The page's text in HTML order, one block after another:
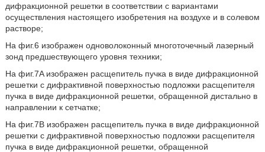
дифракционной решетки в соответствии с вариантами
осуществления настоящего изобретения на воздухе и в солевом
растворе;
На фиг.6 изображен одноволоконный многоточечный лазерный
зонд предшествующего уровня техники;
На фиг.7A изображен расщепитель пучка в виде дифракционной
решетки с дифрактивной поверхностью подложки расщепителя
пучка в виде дифракционной решетки, обращенной дистально в
направлении к сетчатке;
На фиг.7B изображен расщепитель пучка в виде дифракционной
решетки с дифрактивной поверхностью подложки расщепителя
пучка в виде дифракционной решетки, обращенной